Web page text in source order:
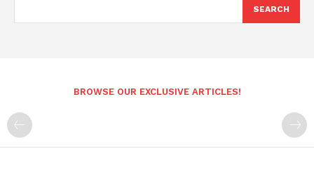
SEARCH
BROWSE OUR EXCLUSIVE ARTICLES!